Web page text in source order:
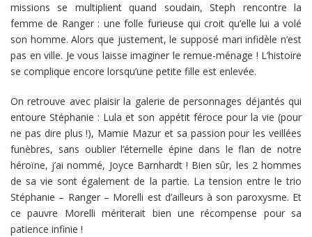
missions se multiplient quand soudain, Steph rencontre la
femme de Ranger : une folle furieuse qui croit qu’elle lui a volé
son homme. Alors que justement, le supposé mari infidèle n’est
pas en ville. Je vous laisse imaginer le remue-ménage ! L’histoire
se complique encore lorsqu’une petite fille est enlevée.
On retrouve avec plaisir la galerie de personnages déjantés qui
entoure Stéphanie : Lula et son appétit féroce pour la vie (pour
ne pas dire plus !), Mamie Mazur et sa passion pour les veillées
funèbres, sans oublier l’éternelle épine dans le flan de notre
héroïne, j’ai nommé, Joyce Barnhardt ! Bien sûr, les 2 hommes
de sa vie sont également de la partie. La tension entre le trio
Stéphanie – Ranger – Morelli est d’ailleurs à son paroxysme. Et
ce pauvre Morelli mériterait bien une récompense pour sa
patience infinie !